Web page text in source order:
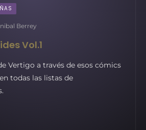
Berrey
Vol.1
Vertigo a través de esos cómics
todas las listas de